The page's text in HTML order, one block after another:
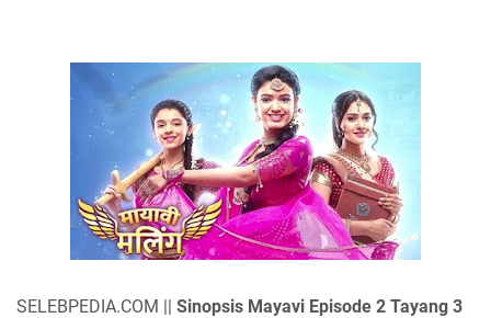
SELEBPEDIA.COM || Sinopsis Mayavi Episode 2 Tayang 3